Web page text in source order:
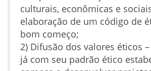
culturais, econômicas e
elaboração de um código de
bom começo;
2) Difusão dos valores éticos
já com seu padrão ético